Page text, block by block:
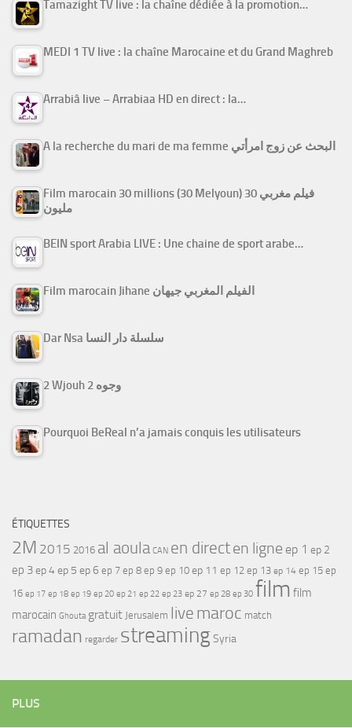
Tamazight TV live : la chaîne dédiée à la promotion…
MEDI 1 TV live : la chaîne Marocaine et du Grand Maghreb
Arrabiâ live – Arrabiaa HD en direct : la…
A la recherche du mari de ma femme البحث عن زوج امرأتي
Film marocain 30 millions (30 Melyoun) فيلم مغربي 30
مليون
BEIN sport Arabia LIVE : Une chaine de sport arabe…
Film marocain Jihane الفيلم المغربي جيهان
Dar Nsa سلسلة دار النسا
2 Wjouh 2 وجوه
Pourquoi BeReal n’a jamais conquis les utilisateurs
ÉTIQUETTES
2M 2015 2016 al aoula CAN en directen ligne ep 1 ep 2
ep 3ep 4ep 5 ep 6 ep 7 ep 8 ep 9 ep 10 ep 11 ep 12 ep 13 ep 14 ep 15 ep
16 ep 17 ep 18 ep 19 ep 20 ep 21 ep 22 ep 23 ep 27 ep 28 ep 30 film film
marocain Ghouta gratuit Jerusalem live maroc match
ramadan regarder streamingSyria
PLUS